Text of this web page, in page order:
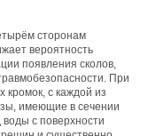
сторонам
вероятность
появления сколов,
При
кромок, с каждой из
имеющие в сечении
воды с поверхности